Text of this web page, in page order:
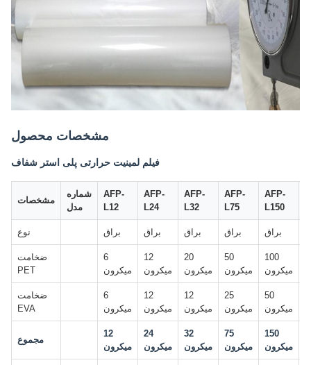
مشخصات محصول
فیلم لمینیت حرارتی پلی استر شفاف
مشخصات
شماره
مدل
AFP-
L12
AFP-
L24
AFP-
L32
AFP-
L75
AFP-
L150
نوع براق براق براق براق براق
ضخامت
PET
6
میکرون
12
میکرون
20
میکرون
50
میکرون
100
میکرون
ضخامت
EVA
6
میکرون
12
میکرون
12
میکرون
25
میکرون
50
میکرون
مجموع
12
میکرون
24
میکرون
32
میکرون
75
میکرون
150
میکرون